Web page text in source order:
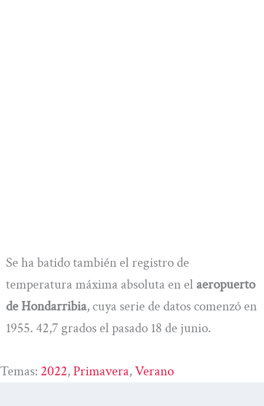
Se ha batido también el registro de
temperatura máxima absoluta en el aeropuerto
de Hondarribia, cuya serie de datos comenzó en
1955. 42,7 grados el pasado 18 de junio.
Temas: 2022, Primavera, Verano